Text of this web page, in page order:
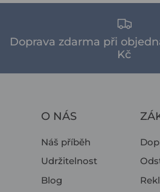
Doprava zdarma při
Kč
O NÁS
Náš příběh
Udržitelnost
Blog